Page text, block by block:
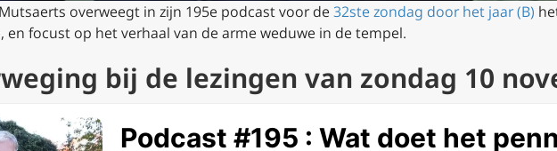
overweegt in zijn 195e podcast voor de 32ste zondag door het jaar (B)
en focust op het verhaal van de arme weduwe in de tempel.
bij de lezingen van zondag 10